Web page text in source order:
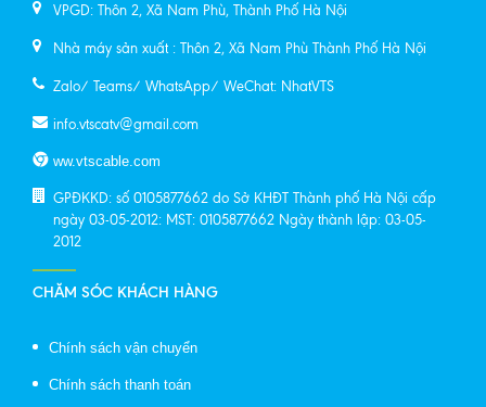
VPGD: Thôn 2, Xã Nam Phù, Thành Phố Hà Nội
Nhà máy sản xuất : Thôn 2, Xã Nam Phù Thành Phố Hà Nội
Zalo/ Teams/ WhatsApp/ WeChat: NhatVTS
info.vtscatv@gmail.com
ww.vtscable.com
GPĐKKD: số 0105877662 do Sở KHĐT Thành phố Hà Nội cấp
ngày 03-05-2012: MST: 0105877662 Ngày thành lập: 03-05-
2012
CHĂM SÓC KHÁCH HÀNG
Chính sách vận chuyển
Chính sách thanh toán